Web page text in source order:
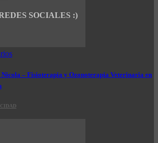
Nicola – Fisioterapia y Ozonoterapia Veterinaria en
SOCIALES :)